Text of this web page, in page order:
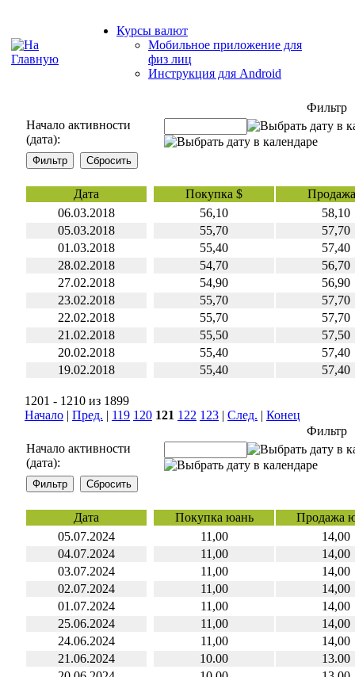
Курсы валют
Мобильное приложение для
физ лиц
Инструкция для Android
Фильтр
Начало активности
(дата):
Дата Покупка $
06.03.2018
56,10
58,10
05.03.2018
55,70
57,70
01.03.2018
55,40
57,40
28.02.2018
54,70
56,70
27.02.2018
54,90
56,90
23.02.2018
55,70
57,70
22.02.2018
55,70
57,70
21.02.2018
55,50
57,50
20.02.2018
55,40
57,40
19.02.2018
55,40 57,40
1201 - 1210 из 1899
Начало | Пред. | 119 120 121 122 123 | След. | Конец
Фильтр
Начало активности
(дата):
Дата Покупка юань
Продажа
05.07.2024
11,00
14,00
04.07.2024
11,00
14,00
03.07.2024
11,00
14,00
02.07.2024
11,00
14,00
01.07.2024
11,00
14,00
25.06.2024
11,00
14,00
24.06.2024
11,00
14,00
21.06.2024
10.00
13.00